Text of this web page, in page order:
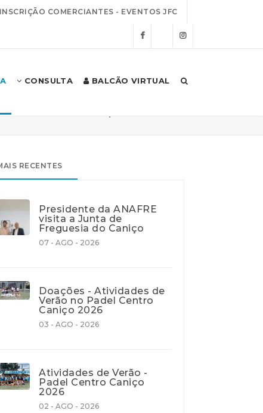
INSCRIÇÃO COMERCIANTES - EVENTOS JFC
CONSULTA BALCÃO VIRTUAL
RECENTES
Presidente da ANAFRE
visita a Junta de
Freguesia do Caniço
07 - AGO - 2026
Doações - Atividades de
Verão no Padel Centro
Caniço 2026
03 - AGO - 2026
Atividades de Verão -
Padel Centro Caniço
2026
02 - AGO - 2026